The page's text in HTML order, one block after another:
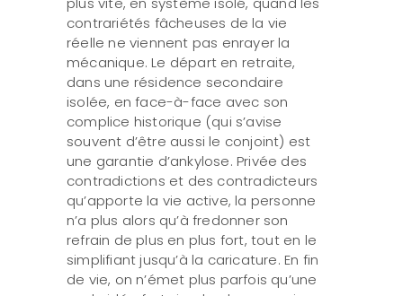
contrariétés fâcheuses de la vie
réelle ne viennent pas enrayer la
mécanique. Le départ en retraite,
dans une résidence secondaire
isolée, en face-à-face avec son
complice historique (qui s’avise
souvent d’être aussi le conjoint) est
une garantie d’ankylose. Privée des
contradictions et des contradicteurs
qu’apporte la vie active, la personne
n’a plus alors qu’à fredonner son
refrain de plus en plus fort, tout en le
simplifiant jusqu’à la caricature. En fin
de vie, on n’émet plus parfois qu’une